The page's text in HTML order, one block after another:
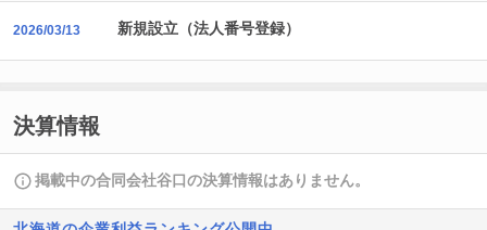
2026/03/13 新規設立（法人番号登録）
決算情報
掲載中の合同会社谷口の決算情報はありません。